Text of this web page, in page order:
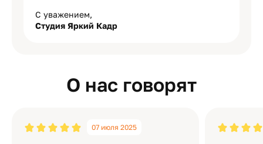
С уважением,
Студия Яркий Кадр
О нас говорят
07 июля 2025